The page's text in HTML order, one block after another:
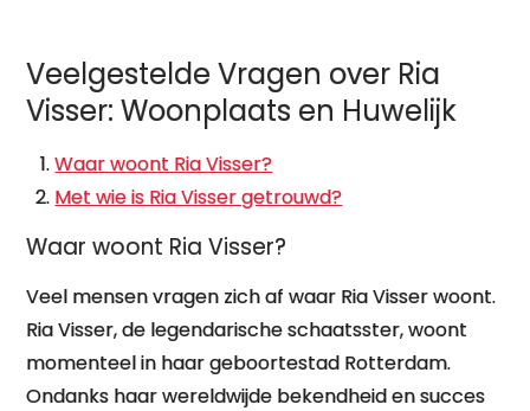
Veelgestelde Vragen over Ria
Visser: Woonplaats en Huwelijk
Waar woont Ria Visser?
Met wie is Ria Visser getrouwd?
Waar woont Ria Visser?
Veel mensen vragen zich af waar Ria Visser woont.
Ria Visser, de legendarische schaatsster, woont
momenteel in haar geboortestad Rotterdam.
Ondanks haar wereldwijde bekendheid en succes